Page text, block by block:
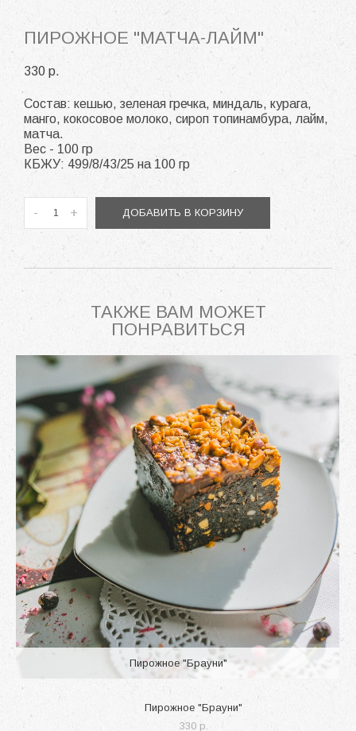
ПИРОЖНОЕ "МАТЧА-ЛАЙМ"
330 p.
Состав: кешью, зеленая гречка, миндаль, курага,
манго, кокосовое молоко, сироп топинамбура, лайм,
матча.
Вес - 100 гр
КБЖУ: 499/8/43/25 на 100 гр
- + ДОБАВИТЬ В КОРЗИНУ
ТАКЖЕ ВАМ МОЖЕТ
ПОНРАВИТЬСЯ
Пирожное "Брауни"
Пирожное "Брауни"
330 p.